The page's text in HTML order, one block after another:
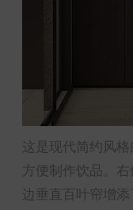
这是现代简约风
方便制作饮品。
边垂直百叶帘增添